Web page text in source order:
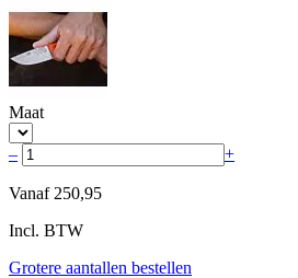
Maat
– +
Vanaf 250,95
Incl. BTW
Grotere aantallen bestellen